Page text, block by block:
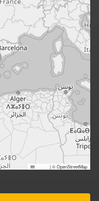
|© OpenStreetMap